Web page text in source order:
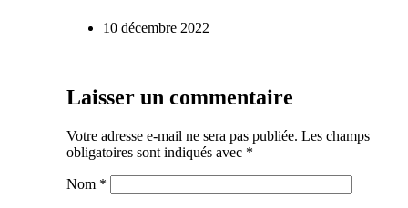
10 décembre 2022
Laisser un commentaire
Votre adresse e-mail ne sera pas publiée. Les champs
obligatoires sont indiqués avec *
Nom *